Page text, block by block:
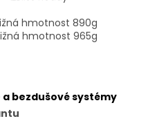
hmotnost 890g
hmotnost 965g
a bezdušové systémy